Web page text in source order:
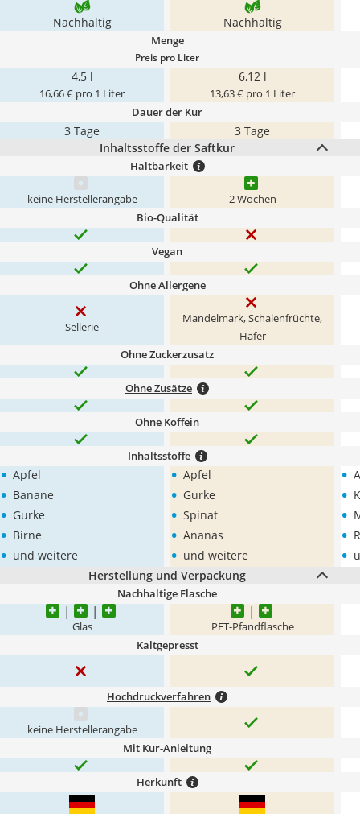
Nachhaltig Nachhaltig
Menge
Preis pro Liter
4,5 l
16,66 € pro 1 Liter
6,12 l
13,63 € pro 1 Liter
Dauer der Kur
3 Tage
3 Tage
Inhaltsstoffe der Saftkur
Haltbarkeit
keine Herstellerangabe 2 Wochen
Bio-Qualität
Vegan
Ohne Allergene
Sellerie
Mandelmark, Schalenfrüchte,
Hafer
Ohne Zuckerzusatz
Ohne Zusätze
Ohne Koffein
Inhaltsstoffe
• Apfel
• Banane
• Gurke
• Birne
• und weitere
• Apfel
• Gurke
• Spinat
• Ananas
• und weitere
•
•
•
•
•
Herstellung und Verpackung
Nachhaltige Flasche
Glas PET-Pfandflasche
Kaltgepresst
Hochdruckverfahren
keine Herstellerangabe
Mit Kur-Anleitung
Herkunft